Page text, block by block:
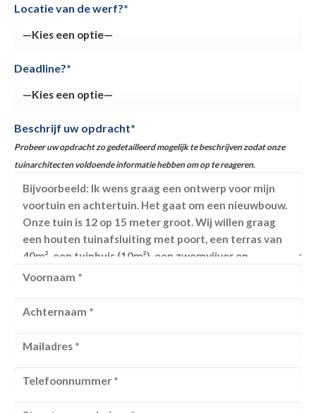
Locatie van de werf?*
Deadline?*
Beschrijf uw opdracht*
Probeer uw opdracht zo gedetailleerd mogelijk te beschrijven zodat onze
tuinarchitecten voldoende informatie hebben om op te reageren.